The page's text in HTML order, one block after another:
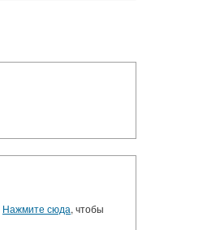
Нажмите сюда, чтобы